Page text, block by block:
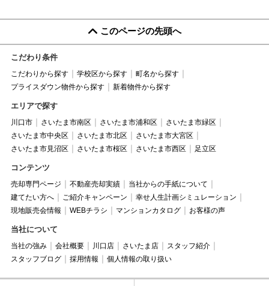
このページの先頭へ
こだわり条件
こだわりから探す 学校区から探す
町名から探す
プライスダウン物件から探す
新着物件から探す
エリアで探す
川口市 さいたま市南区 さいたま市浦和区
さいたま市緑区
さいたま市中央区
さいたま市北区
さいたま市大宮区
さいたま市見沼区
さいたま市桜区 さいたま市西区 足立区
コンテンツ
売却専門ページ 不動産売却実績
当社からの手紙について
建てたい方へ
ご紹介キャンペーン
幸せ人生計画シミュレーション
現地販売会情報
WEBチラシ マンションカタログ お客様の声
当社について
当社の強み 会社概要 川口店 さいたま店
スタッフ紹介
スタッフブログ
採用情報 個人情報の取り扱い